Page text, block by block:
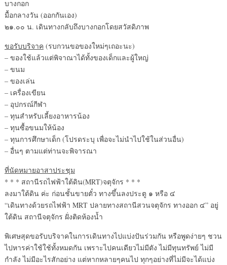
บางกอก
มื้อกลางวัน (ออกกันเอง)
๒๑.๐๐ น. เดินทางกลับถึงบางกอกโดยสวัสดิภาพ
ขอรับบริจาค(รบกวนขอของใหม่ๆเถอะนะ)
– ของใช้แล้วแต่พิจาณาได้ทั้งของเด็กและผู้ใหญ่
– ขนม
– ของเล่น
– เครื่องเขียน
– อุปกรณ์กีฬา
– ทุนสำหรับเลี้ยงอาหารน้อง
– ทุนซื้อขนมให้น้อง
– ทุนการศึกษาเด็ก (โปรดระบุ เพื่อจะไม่นำไปใช้ในส่วนอื่น)
– อื่นๆ ตามแต่ท่านจะพิจารณา
ที่นัดหมายอาสาประชุม
* * * สถานีรถไฟฟ้าใต้ดิน(MRT)จตุจักร * * *
ลงมาใต้ดิน ค่ะ ก่อนชั้นขายตั๋ว ทางขึ้นลงประตู ๑ หรือ ๔
“เดินทางด้วยรถไฟฟ้า MRT ปลายทางสถานีสวนจตุจักร ทางออก ๔” อยู่
ใต้ดิน สถานีจตุจักร ฝั่งติดห้องน้ำ
พิเศษสุดขอรับบริจาคในการเดินทางไปแบ่งปันร่วมกัน หรือพูดง่ายๆ ชวน
ไปหารค่าใช้ใช้ทั้งหมดกัน เพราะไปคนเดียวไม่มีตัง ไม่มีทุนทรัพย์ ไม่มี
กำลัง ไม่มีอะไรสักอย่าง แต่หากหลายๆคนไป ทุกๆอย่างที่ไม่มีจะได้แบ่ง